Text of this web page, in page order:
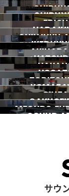
渋谷3
2026.07
渋谷1
EBISU
恵比
原宿
SHINJUKU
新宿
池袋
秋葉
初台
中野
野方
都立
駒沢
GINZA
銀座
学芸
MEGURO
SOUND
サウ